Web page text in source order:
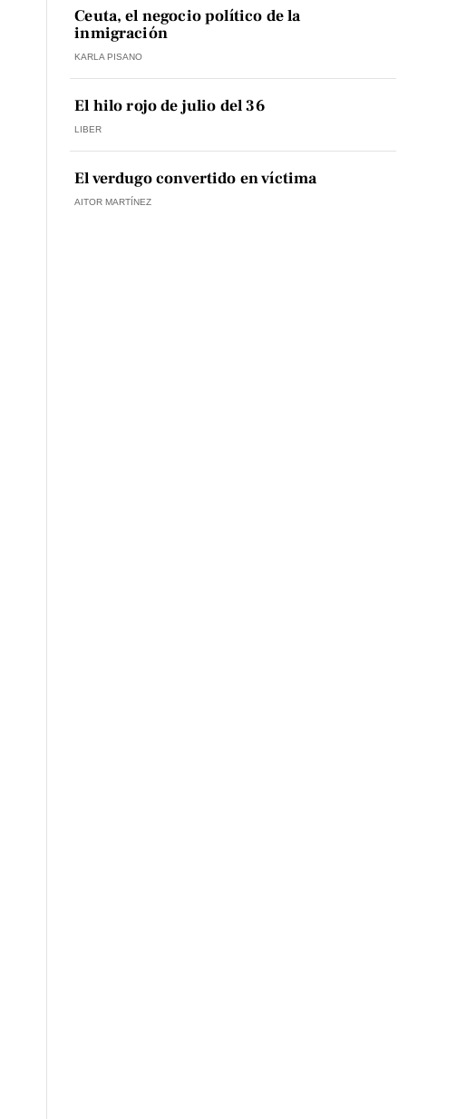
Ceuta, el negocio político de la
inmigración
KARLA PISANO
El hilo rojo de julio del 36
LIBER
El verdugo convertido en víctima
AITOR MARTÍNEZ